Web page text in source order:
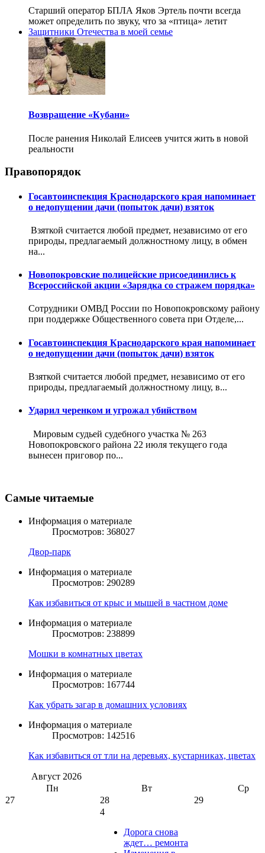
Старший оператор БПЛА Яков Эртель почти всегда
может определить по звуку, что за «птица» летит
Защитники Отечества в моей семье
Возвращение «Кубани»
После ранения Николай Елисеев учится жить в новой
реальности
Правопорядок
Госавтоинспекция Краснодарского края напоминает
о недопущении дачи (попыток дачи) взяток
Взяткой считается любой предмет, независимо от его
природы, предлагаемый должностному лицу, в обмен
на...
Новопокровские полицейские присоединились к
Всероссийской акции «Зарядка со стражем порядка»
Сотрудники ОМВД России по Новопокровскому району
при поддержке Общественного совета при Отделе,...
Госавтоинспекция Краснодарского края напоминает
о недопущении дачи (попыток дачи) взяток
Взяткой считается любой предмет, независимо от его
природы, предлагаемый должностному лицу, в...
Ударил черенком и угрожал убийством
Мировым судьей судебного участка № 263
Новопокровского района 22 июля текущего года
вынесен приговор по...
Самые читаемые
Информация о материале
Просмотров: 368027
Двор-парк
Информация о материале
Просмотров: 290289
Как избавиться от крыс и мышей в частном доме
Информация о материале
Просмотров: 238899
Мошки в комнатных цветах
Информация о материале
Просмотров: 167744
Как убрать загар в домашних условиях
Информация о материале
Просмотров: 142516
Как избавиться от тли на деревьях, кустарниках, цветах
Август 2026
Пн
Вт
Ср
27
28
29
4
Дорога снова
ждет… ремонта